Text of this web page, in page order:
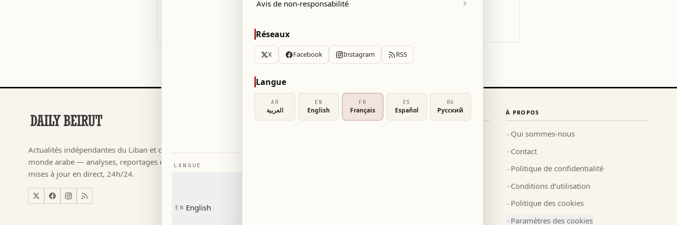
For any question about this policy, write to info@dailybeirut.com
Actualités indépendantes du Liban et du
monde arabe — analyses, reportages et
mises à jour en direct, 24h/24.
كأس العالم ٢٠٢٦
→ Actualités
Monde
SERVICES À PROPOS
→ Qui sommes-nous
→ Contact
→ Politique de confidentialité
→ Conditions d’utilisation
→ Politique des cookies
→ Paramètres des cookies
LANGUE
EN English
Avis de non-responsabilité
Réseaux
X Facebook Instagram RSS
Langue
AR
العربية
EN
English
FR
Français
ES
Español
RU
Русский